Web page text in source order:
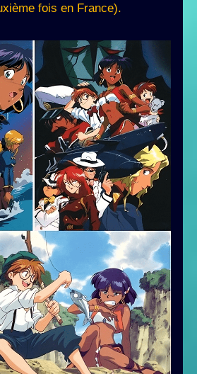
fois en France).